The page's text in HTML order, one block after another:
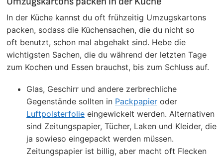
In der Küche kannst du oft frühzeitig Umzugskartons
packen, sodass die Küchensachen, die du nicht so
oft benutzt, schon mal abgehakt sind. Hebe die
wichtigsten Sachen, die du während der letzten Tage
zum Kochen und Essen brauchst, bis zum Schluss auf.
Glas, Geschirr und andere zerbrechliche
Gegenstände sollten in Packpapier oder
Luftpolsterfolie eingewickelt werden. Alternativen
sind Zeitungspapier, Tücher, Laken und Kleider, die
ja sowieso eingepackt werden müssen.
Zeitungspapier ist billig, aber macht oft Flecken